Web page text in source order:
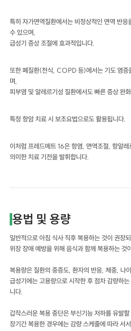
특히 자가면역질환에서는 비정상적인 면역 반
수 있으며,
급성기 증상 조절에 효과적입니다.
또한 폐질환(천식, COPD 등)에서는 기도 염증
며,
피부염 및 알레르기성 질환에서도 빠른 증상 완
특정 항암 치료 시 보조요법으로도 활용됩니다.
이처럼 프레드메트 16은 항염, 면역조절, 항알
의미한 치료 기전을 발휘합니다.
용법 및 용량
일반적으로 아침 식사 직후 복용하는 것이 권장되
위장 장애 예방을 위해 음식과 함께 복용하는 것
복용량은 질환의 중증도, 환자의 반응, 체중, 나
급성기에는 고용량으로 시작한 후 점차 감량
니다.
갑작스러운 복용 중단은 부신기능 저하를 유발할
장기간 복용한 경우에는 감량 스케줄에 따라 서